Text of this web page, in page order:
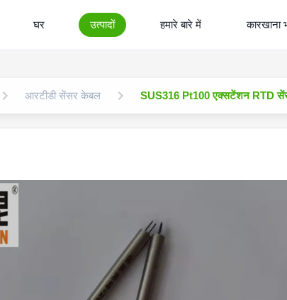
घर उत्पादों हमारे बारे में कारखाना
आरटीडी सेंसर केबल SUS316 Pt100 एक्सटेंशन RTD